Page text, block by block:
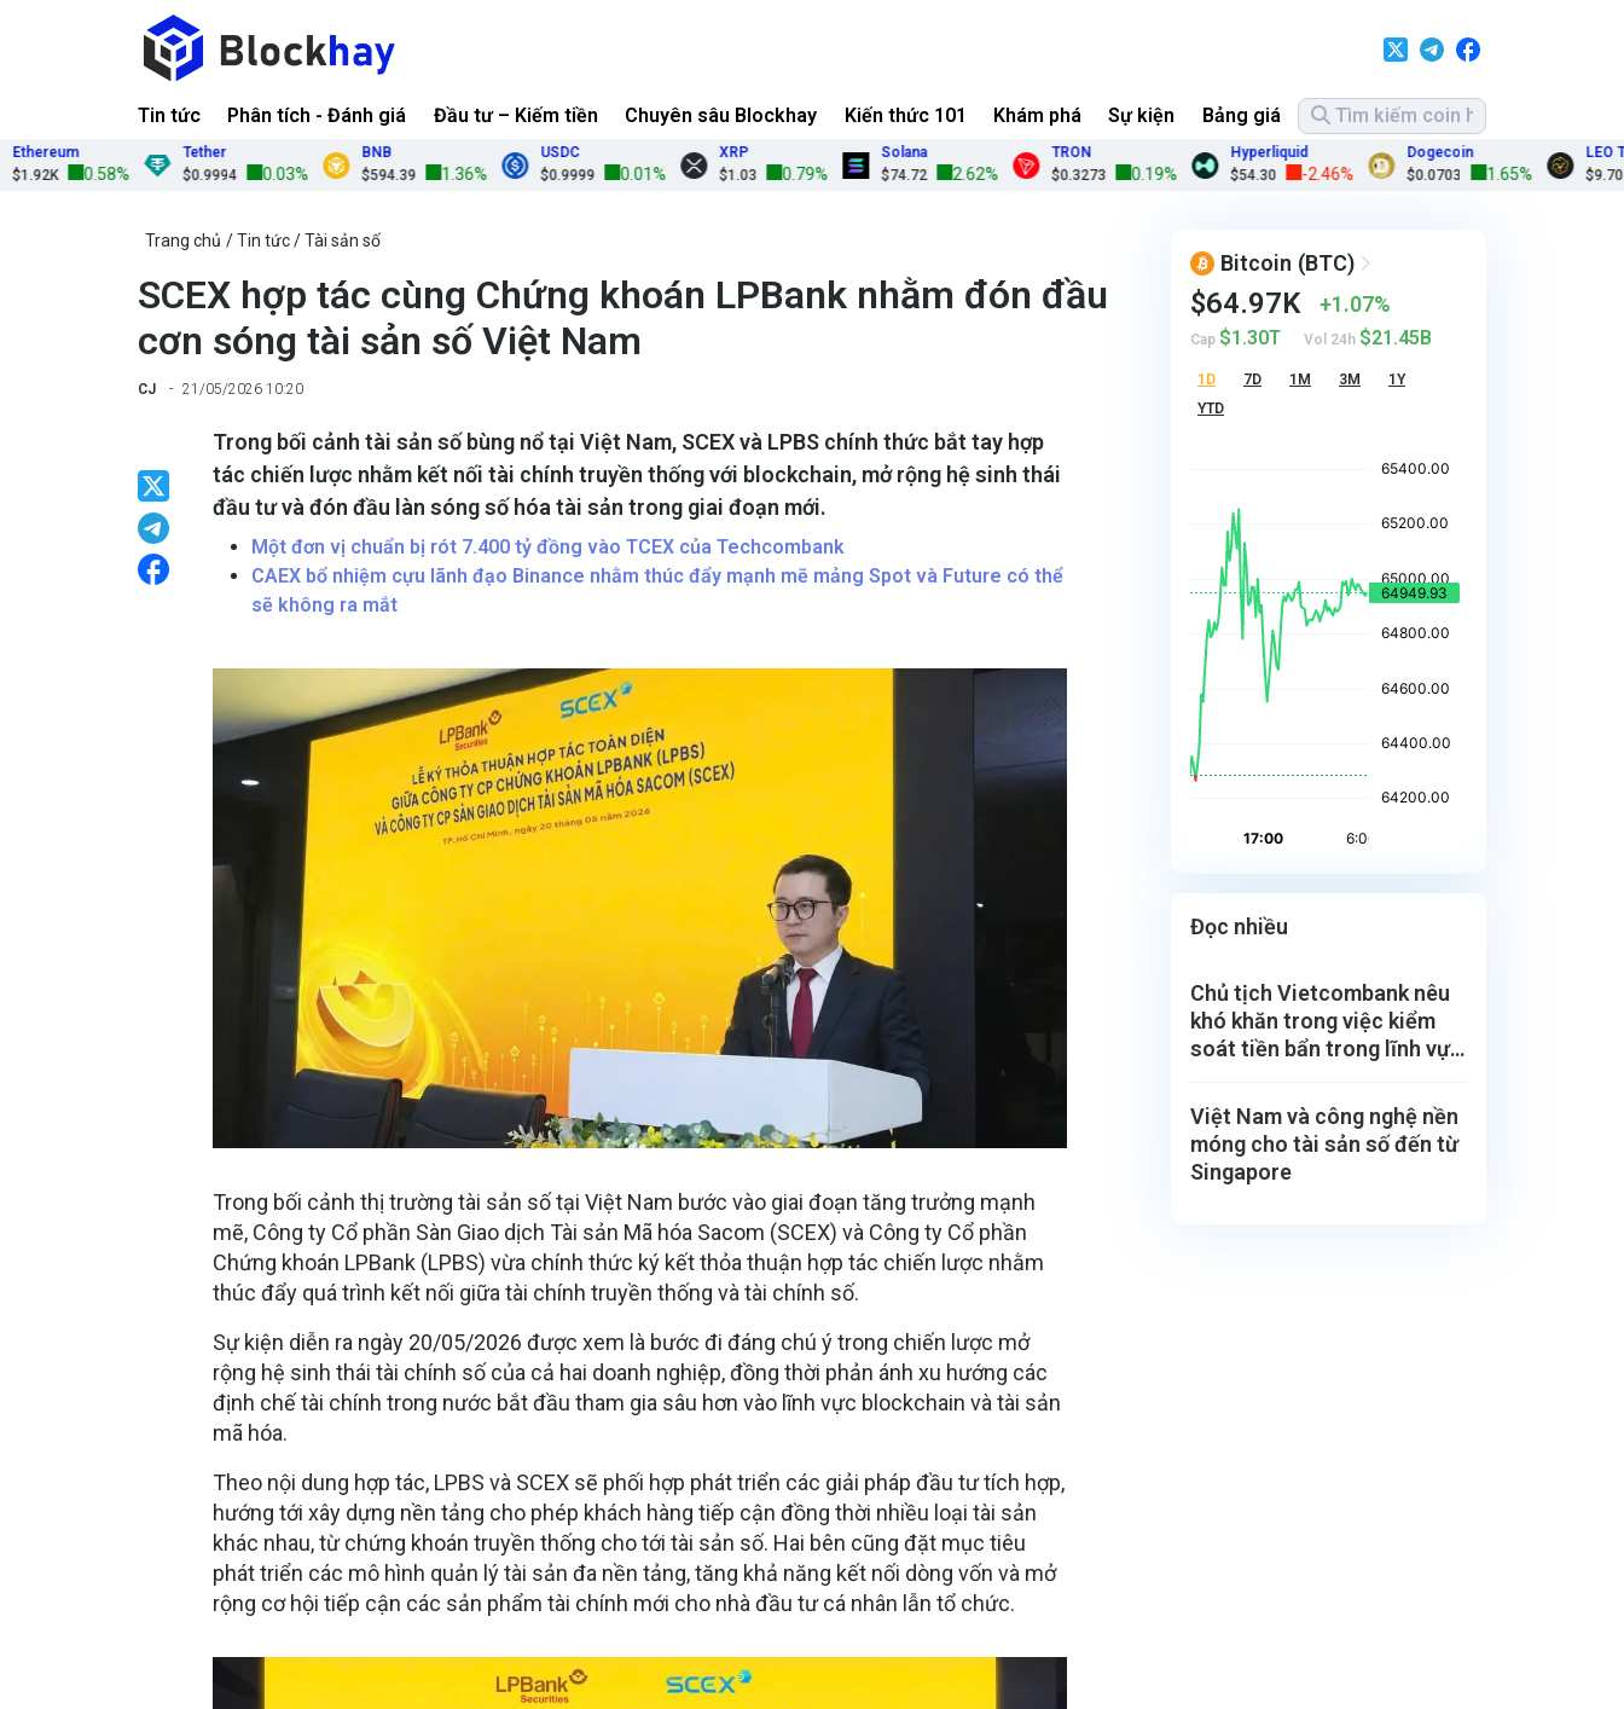
Tin tức Phân tích - Đánh giá Đầu tư – Kiếm tiền Chuyên sâu Blockhay Kiến thức 101 Khám phá Sự kiện Bảng giá
0.58%
Tether
$0.9994
0.03%
BNB
$594.39
1.36%
USDC
$0.9999
0.01%
XRP
$1.03
0.79%
Solana
$74.72
2.62%
TRON
$0.3273
0.19%
Hyperliquid
$54.30
-2.46%
Dogecoin
$0.0703
1.65%
LEO Token
$9.70
-
Trang chủ Tin tức Tài sản số
SCEX hợp tác cùng Chứng khoán LPBank nhằm đón đầu
cơn sóng tài sản số Việt Nam
CJ 21/05/2026 10:20
Trong bối cảnh tài sản số bùng nổ tại Việt Nam, SCEX và LPBS chính thức bắt tay hợp
tác chiến lược nhằm kết nối tài chính truyền thống với blockchain, mở rộng hệ sinh thái
đầu tư và đón đầu làn sóng số hóa tài sản trong giai đoạn mới.
Một đơn vị chuẩn bị rót 7.400 tỷ đồng vào TCEX của Techcombank
CAEX bổ nhiệm cựu lãnh đạo Binance nhằm thúc đẩy mạnh mẽ mảng Spot và Future có thể
sẽ không ra mắt
Trong bối cảnh thị trường tài sản số tại Việt Nam bước vào giai đoạn tăng trưởng mạnh
mẽ, Công ty Cổ phần Sàn Giao dịch Tài sản Mã hóa Sacom (SCEX) và Công ty Cổ phần
Chứng khoán LPBank (LPBS) vừa chính thức ký kết thỏa thuận hợp tác chiến lược nhằm
thúc đẩy quá trình kết nối giữa tài chính truyền thống và tài chính số.
Sự kiện diễn ra ngày 20/05/2026 được xem là bước đi đáng chú ý trong chiến lược mở
rộng hệ sinh thái tài chính số của cả hai doanh nghiệp, đồng thời phản ánh xu hướng các
định chế tài chính trong nước bắt đầu tham gia sâu hơn vào lĩnh vực blockchain và tài sản
mã hóa.
Theo nội dung hợp tác, LPBS và SCEX sẽ phối hợp phát triển các giải pháp đầu tư tích hợp,
hướng tới xây dựng nền tảng cho phép khách hàng tiếp cận đồng thời nhiều loại tài sản
khác nhau, từ chứng khoán truyền thống cho tới tài sản số. Hai bên cũng đặt mục tiêu
phát triển các mô hình quản lý tài sản đa nền tảng, tăng khả năng kết nối dòng vốn và mở
rộng cơ hội tiếp cận các sản phẩm tài chính mới cho nhà đầu tư cá nhân lẫn tổ chức.
Bitcoin (BTC)
$64.97K 1.07%
Cap $1.30T Vol 24h $21.45B
1D 7D 1M 3M
1Y
YTD
Đọc nhiều
Chủ tịch Vietcombank nêu
khó khăn trong việc kiểm
soát tiền bẩn trong lĩnh vực
Việt Nam và công nghệ nền
móng cho tài sản số đến từ
Singapore